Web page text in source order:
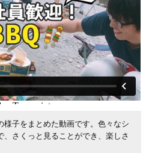
様子をまとめた動画です。色々なシ
、さくっと見ることができ、楽しさ